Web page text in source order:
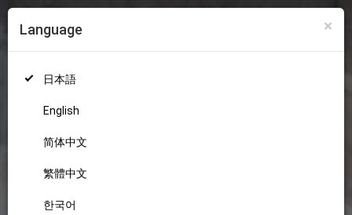
×
Language
日本語
English
简体中文
繁體中文
한국어
18+